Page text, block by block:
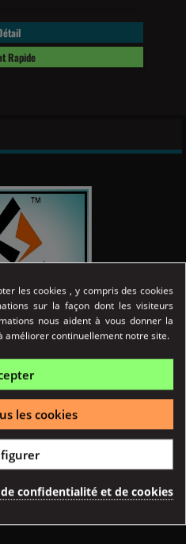
Rapide
les cookies , y compris des cookies
sur la façon dont les visiteurs
nous aident à vous donner la
améliorer continuellement notre site.
les cookies
confidentialité et de cookies